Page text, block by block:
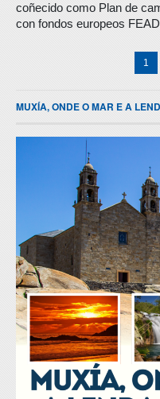
coñecido como Plan de
con fondos europeos
1
MUXÍA, ONDE O MAR E A